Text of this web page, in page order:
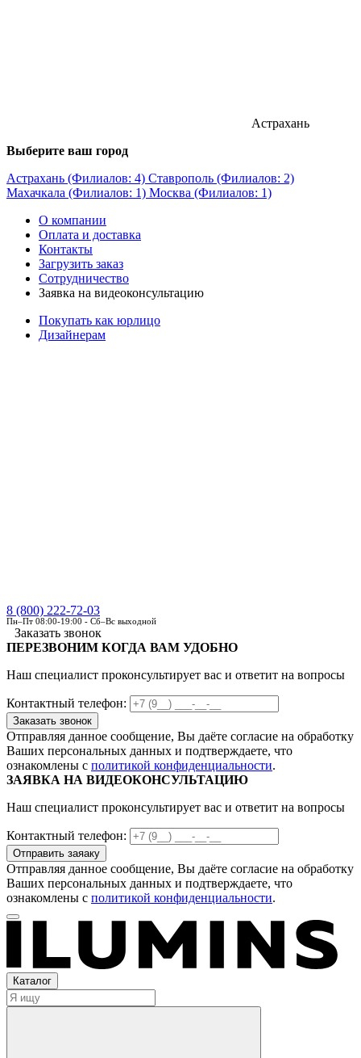
Астрахань
Выберите ваш город
Астрахань (Филиалов: 4) Ставрополь (Филиалов: 2)
Махачкала (Филиалов: 1) Москва (Филиалов: 1)
О компании
Оплата и доставка
Контакты
Загрузить заказ
Сотрудничество
Заявка на видеоконсультацию
Покупать как юрлицо
Дизайнерам
8 (800) 222-72-03
Пн–Пт 08:00-19:00 - Сб–Вс выходной
Заказать звонок
ПЕРЕЗВОНИМ КОГДА ВАМ УДОБНО
Наш специалист проконсультирует вас и ответит на вопросы
Контактный телефон:
Отправляя данное сообщение, Вы даёте согласие на обработку
Ваших персональных данных и подтверждаете, что
ознакомлены с политикой конфиденциальности.
ЗАЯВКА НА ВИДЕОКОНСУЛЬТАЦИЮ
Наш специалист проконсультирует вас и ответит на вопросы
Контактный телефон:
Отправляя данное сообщение, Вы даёте согласие на обработку
Ваших персональных данных и подтверждаете, что
ознакомлены с политикой конфиденциальности.
Каталог